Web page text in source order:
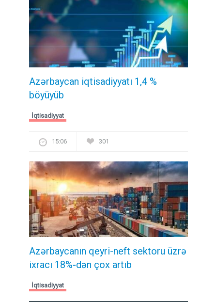
Azərbaycan iqtisadiyyatı 1,4 %
böyüyüb
İqtisadiyyat
15:06 301
Azərbaycanın qeyri-neft sektoru üzrə
ixracı 18%-dən çox artıb
İqtisadiyyat